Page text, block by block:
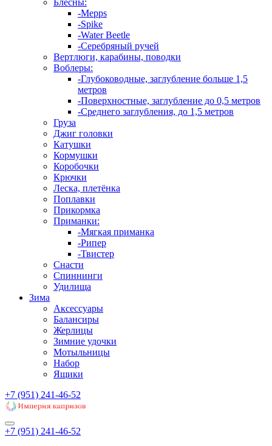
Блёсны:
-Mepps
-Spike
-Water Beetle
-Серебряный ручей
Вертлюги, карабины, поводки
Воблеры:
-Глубоководные, заглубление больше 1,5
метров
-Поверхностные, заглубление до 0,5 метров
-Среднего заглубления, до 1,5 метров
Груза
Джиг головки
Катушки
Кормушки
Коробочки
Крючки
Леска, плетёнка
Поплавки
Прикормка
Приманки:
-Мягкая приманка
-Рипер
-Твистер
Снасти
Спиннинги
Удилища
Зима
Аксессуары
Балансиры
Жерлицы
Зимние удочки
Мотыльницы
Набор
Ящики
+7 (951) 241-46-52
+7 (951) 241-46-52